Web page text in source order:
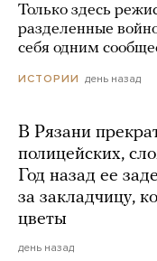
Только здесь
разделенные
себя одним
ИСТОРИИ день назад
В Рязани
полицейских,
Год назад ее
за закладчицу,
цветы
день назад